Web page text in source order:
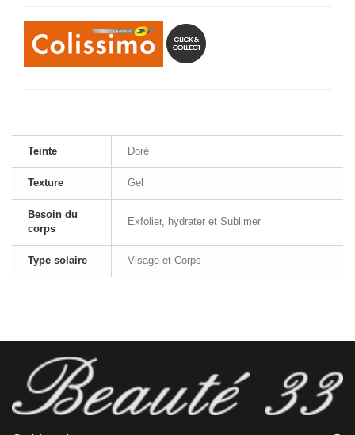
Teinte Doré
Texture Gel
Besoin du
corps
Exfolier, hydrater et Sublimer
Type solaire Visage et Corps